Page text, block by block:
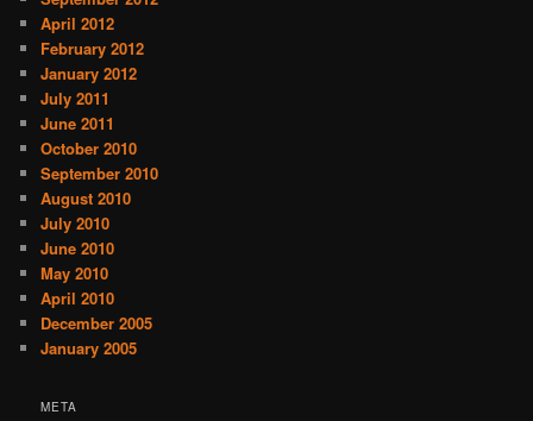
April 2012
February 2012
January 2012
July 2011
June 2011
October 2010
September 2010
August 2010
July 2010
June 2010
May 2010
April 2010
December 2005
January 2005
META